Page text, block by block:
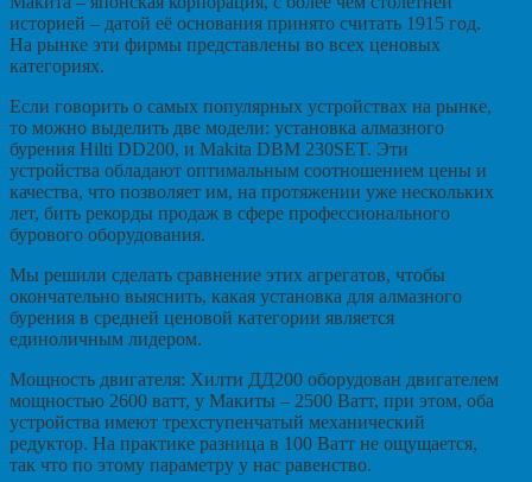
историей – датой её основания принято считать 1915 год.
На рынке эти фирмы представлены во всех ценовых
категориях.
Если говорить о самых популярных устройствах на рынке,
то можно выделить две модели: установка алмазного
бурения Hilti DD200, и Makita DBM 230SET. Эти
устройства обладают оптимальным соотношением цены и
качества, что позволяет им, на протяжении уже нескольких
лет, бить рекорды продаж в сфере профессионального
бурового оборудования.
Мы решили сделать сравнение этих агрегатов, чтобы
окончательно выяснить, какая установка для алмазного
бурения в средней ценовой категории является
единоличным лидером.
Мощность двигателя: Хилти ДД200 оборудован двигателем
мощностью 2600 ватт, у Макиты – 2500 Ватт, при этом, оба
устройства имеют трехступенчатый механический
редуктор. На практике разница в 100 Ватт не ощущается,
так что по этому параметру у нас равенство.